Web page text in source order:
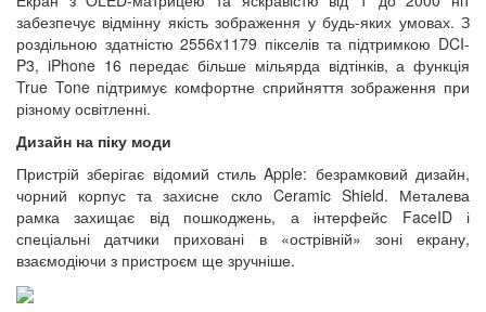
забезпечує відмінну якість зображення у будь-яких умовах. З
роздільною здатністю 2556x1179 пікселів та підтримкою DCI-
P3, iPhone 16 передає більше мільярда відтінків, а функція
True Tone підтримує комфортне сприйняття зображення при
різному освітленні.
Дизайн на піку моди
Пристрій зберігає відомий стиль Apple: безрамковий дизайн,
чорний корпус та захисне скло Ceramic Shield. Металева
рамка захищає від пошкоджень, а інтерфейс FaceID і
спеціальні датчики приховані в «острівній» зоні екрану,
взаємодіючи з пристроєм ще зручніше.